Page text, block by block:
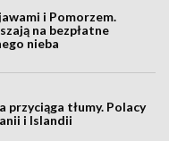
i Pomorzem.
na bezpłatne
nieba
przyciąga tłumy. Polacy
i Islandii